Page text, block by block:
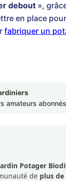
debout »,
en place
fabriquer un
amateurs
Potager
de plus